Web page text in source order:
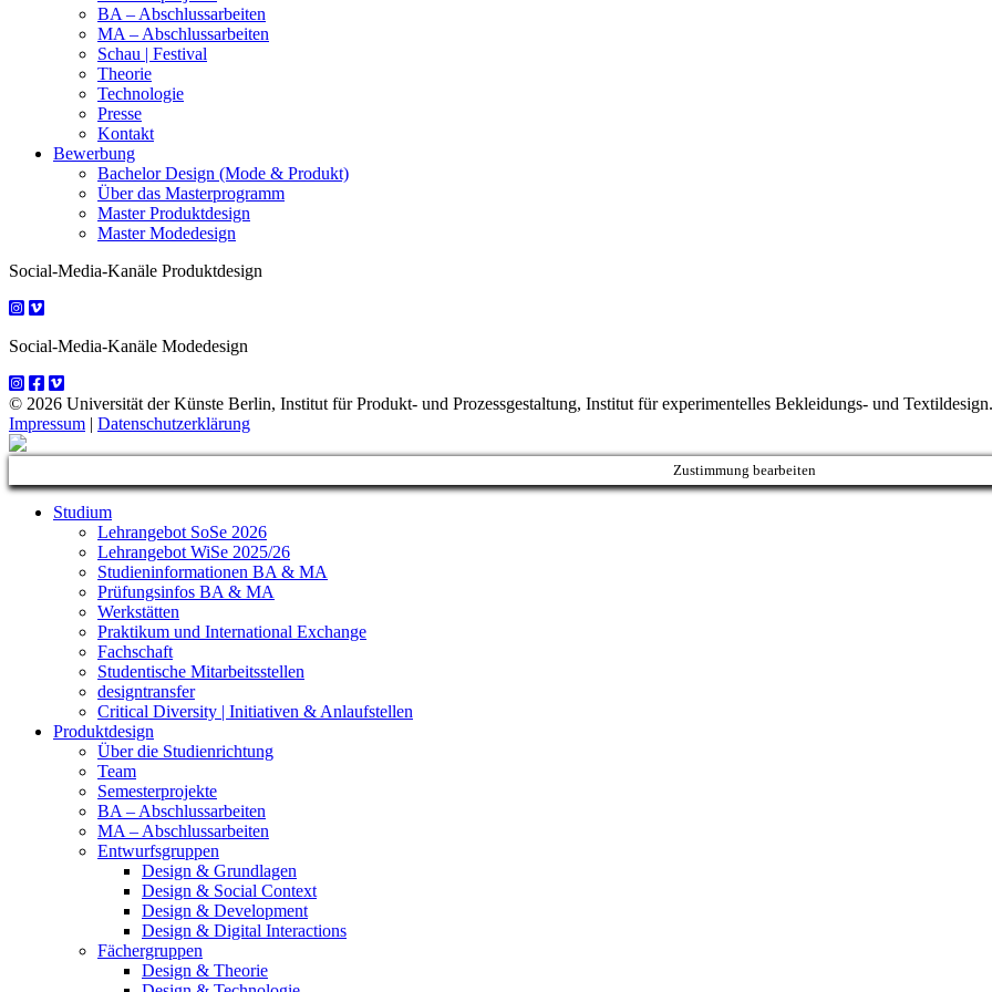
BA – Abschlussarbeiten
MA – Abschlussarbeiten
Schau | Festival
Theorie
Technologie
Presse
Kontakt
Bewerbung
Bachelor Design (Mode & Produkt)
Über das Masterprogramm
Master Produktdesign
Master Modedesign
Social-Media-Kanäle Produktdesign
Social-Media-Kanäle Modedesign
© 2026 Universität der Künste Berlin, Institut für Produkt- und Prozessgestaltung, Institut für experimentelles Bekleidungs- und Textildesign.
Impressum | Datenschutzerklärung
Zustimmung bearbeiten
Studium
Lehrangebot SoSe 2026
Lehrangebot WiSe 2025/26
Studieninformationen ­BA & MA
Prüfungsinfos BA & MA
Werkstätten
Praktikum und International Exchange
Fachschaft
Studentische Mitarbeitsstellen
designtransfer
Critical Diversity | Initiativen & Anlaufstellen
Produktdesign
Über die Studienrichtung
Team
Semesterprojekte
BA – Abschlussarbeiten
MA – Abschlussarbeiten
Entwurfsgruppen
Design & Grundlagen
Design & Social Context
Design & Development
Design & Digital Interactions
Fächergruppen
Design & Theorie